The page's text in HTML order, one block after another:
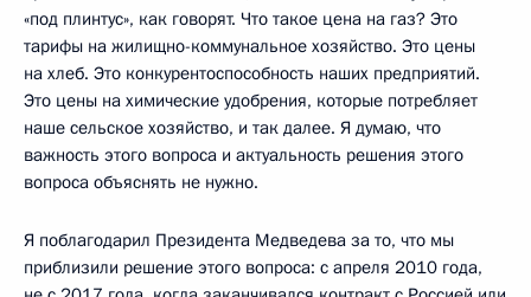
«под плинтус», как говорят. Что такое цена на газ? Это
тарифы на жилищно-коммунальное хозяйство. Это цены
на хлеб. Это конкурентоспособность наших предприятий.
Это цены на химические удобрения, которые потребляет
наше сельское хозяйство, и так далее. Я думаю, что
важность этого вопроса и актуальность решения этого
вопроса объяснять не нужно.
Я поблагодарил Президента Медведева за то, что мы
приблизили решение этого вопроса: с апреля 2010 года,